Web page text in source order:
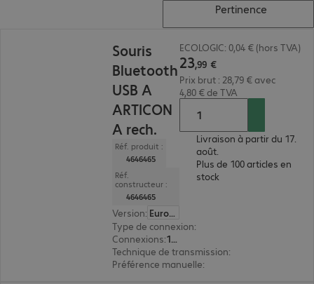
Pertinence
Souris
Bluetooth
USB A
ARTICON
A rech.
Réf. produit :
4646465
Réf.
constructeur :
4646465
Version:
Europe
Type de connexion:
Connexions: 1 x USB-C
Technique de transmission:
Préférence manuelle:
ECOLOGIC: 0,04 € (hors TVA)
23,99 €
Prix brut : 28,79 € avec
4,80 € de TVA
Livraison à partir du 17.
août.
Plus de 100 articles en
stock